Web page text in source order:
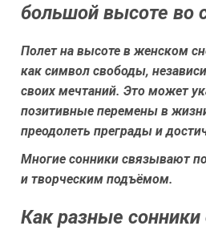
большой высоте во
Полет на высоте в женском
как символ свободы,
своих мечтаний. Это может
позитивные перемены в
преодолеть преграды и
Многие сонники связывают
и творческим подъёмом.
Как разные